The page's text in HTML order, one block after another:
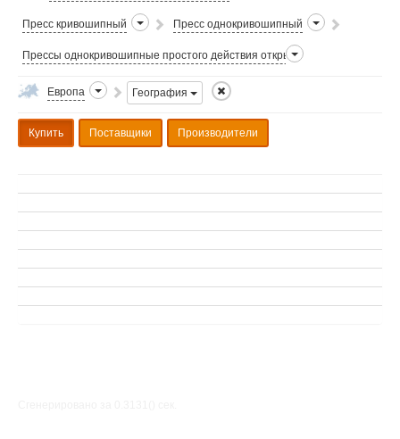
Пресс кривошипный Пресс однокривошипный
Прессы однокривошипные простого действия открытые усилием до 6.3
Европа География
Купить Поставщики Производители